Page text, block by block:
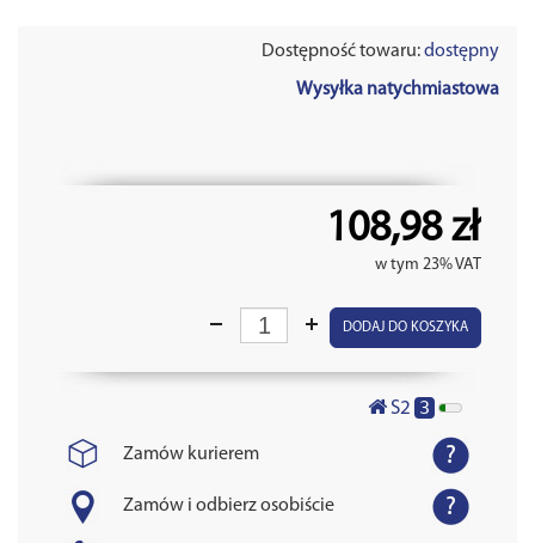
Dostępność towaru:dostępny
Wysyłka natychmiastowa
108,98 zł
w tym 23% VAT
DODAJ DO KOSZYKA
S2 3
Zamów kurierem
Zamów i odbierz osobiście